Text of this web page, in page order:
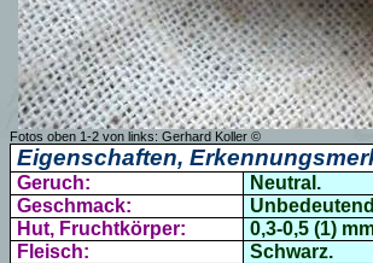
Fotos oben 1-2 von links: Gerhard Koller ©
Eigenschaften,
Geruch:
Neutral.
Geschmack:
Hut, Fruchtkörper:
0,3-0,5 (1)
Fleisch:
Schwarz.